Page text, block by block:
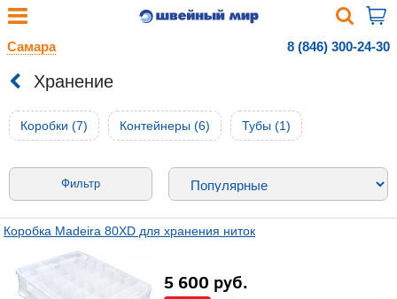
Самара 8 (846) 300-24-30
Хранение
Коробки (7) Контейнеры (6) Тубы (1)
Фильтр
Коробка Madeira 80XD для хранения ниток
5 600 руб.